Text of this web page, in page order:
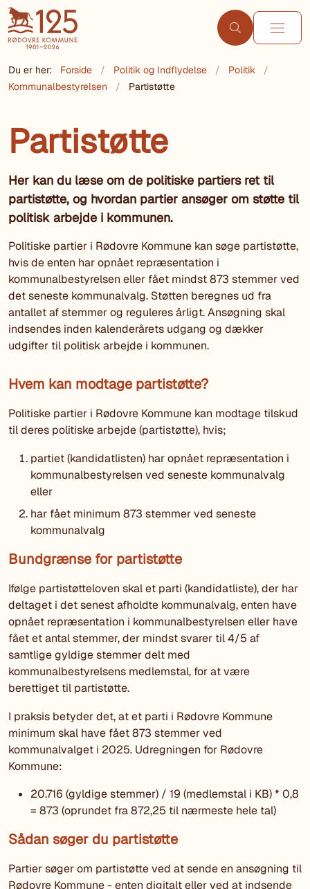
Du er her: Forside Politik og Indflydelse
Politik
Kommunalbestyrelsen
Partistøtte
Partistøtte
Her kan du læse om de politiske partiers ret til
partistøtte, og hvordan partier ansøger om støtte til
politisk arbejde i kommunen.
Politiske partier i Rødovre Kommune kan søge partistøtte,
hvis de enten har opnået repræsentation i
kommunalbestyrelsen eller fået mindst 873 stemmer ved
det seneste kommunalvalg. Støtten beregnes ud fra
antallet af stemmer og reguleres årligt. Ansøgning skal
indsendes inden kalenderårets udgang og dækker
udgifter til politisk arbejde i kommunen.
Hvem kan modtage partistøtte?
Politiske partier i Rødovre Kommune kan modtage tilskud
til deres politiske arbejde (partistøtte), hvis;
partiet (kandidatlisten) har opnået repræsentation i
kommunalbestyrelsen ved seneste kommunalvalg
eller
har fået minimum 873 stemmer ved seneste
kommunalvalg
Bundgrænse for partistøtte
Ifølge partistøtteloven skal et parti (kandidatliste), der har
deltaget i det senest afholdte kommunalvalg, enten have
opnået repræsentation i kommunalbestyrelsen eller have
fået et antal stemmer, der mindst svarer til 4/5 af
samtlige gyldige stemmer delt med
kommunalbestyrelsens medlemstal, for at være
berettiget til partistøtte.
I praksis betyder det, at et parti i Rødovre Kommune
minimum skal have fået 873 stemmer ved
kommunalvalget i 2025. Udregningen for Rødovre
Kommune:
20.716 (gyldige stemmer) / 19 (medlemstal i KB) * 0,8
= 873 (oprundet fra 872,25 til nærmeste hele tal)
Sådan søger du partistøtte
Partier søger om partistøtte ved at sende en ansøgning til
Rødovre Kommune - enten digitalt eller ved at indsende